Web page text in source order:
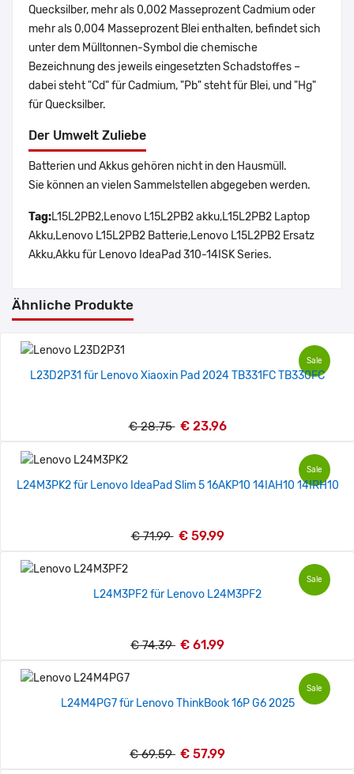
Quecksilber, mehr als 0,002 Masseprozent Cadmium oder
mehr als 0,004 Masseprozent Blei enthalten, befindet sich
unter dem Mülltonnen-Symbol die chemische
Bezeichnung des jeweils eingesetzten Schadstoffes –
dabei steht "Cd" für Cadmium, "Pb" steht für Blei, und "Hg"
für Quecksilber.
Der Umwelt Zuliebe
Batterien und Akkus gehören nicht in den Hausmüll.
Sie können an vielen Sammelstellen abgegeben werden.
Tag:L15L2PB2,Lenovo L15L2PB2 akku,L15L2PB2 Laptop
Akku,Lenovo L15L2PB2 Batterie,Lenovo L15L2PB2 Ersatz
Akku,Akku für Lenovo IdeaPad 310-14ISK Series.
Ähnliche Produkte
Sale
L23D2P31 für Lenovo Xiaoxin Pad 2024 TB331FC TB330FC
€ 28.75 € 23.96
Sale
L24M3PK2 für Lenovo IdeaPad Slim 5 16AKP10 14IAH10 14IRH10
€ 71.99 € 59.99
Sale
L24M3PF2 für Lenovo L24M3PF2
€ 74.39 € 61.99
Sale
L24M4PG7 für Lenovo ThinkBook 16P G6 2025
€ 69.59 € 57.99